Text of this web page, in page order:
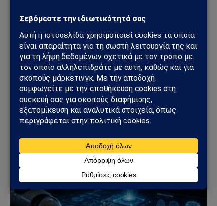
ΤΕΧΝΟΛΟΓΊΑ
OpenAI υπό πολιορκία στις ΗΠΑ – Πολιτείες
ερευνούν το ChatGPT για παιδιά, προσωπικά
δεδομένα και εθισμό χρηστών
15/06/2026